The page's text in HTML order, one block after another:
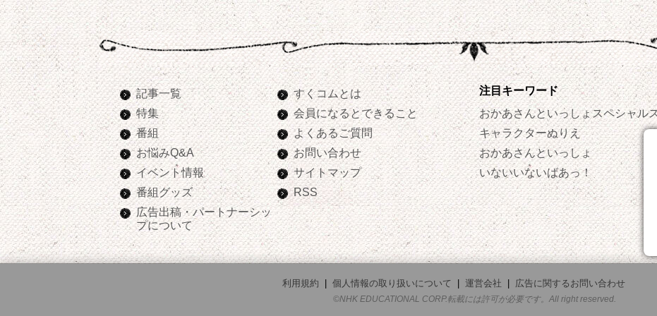
記事一覧
特集
番組
お悩みQ&A
イベント情報
番組グッズ
広告出稿・パートナーシッ
プについて
すくコムとは
会員になるとできること
よくあるご質問
お問い合わせ
サイトマップ
RSS
注目キーワード
おかあさんといっしょスペシャル
キャラクターぬりえ
おかあさんといっしょ
いないいないばあっ！
利用規約 個人情報の取り扱いについて 運営会社
広告に関するお問い合わせ
©NHK EDUCATIONAL CORP.転載には許可が必要です。All right reserved.